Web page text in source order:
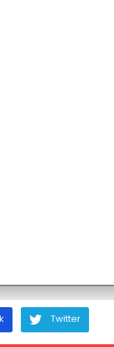
Twitter